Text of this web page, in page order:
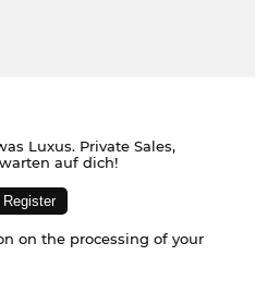
Luxus. Private Sales,
auf dich!
on the processing of your